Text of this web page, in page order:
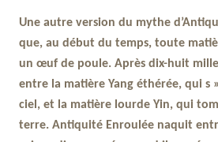
Une autre version du mythe
que, au début du temps, toute
un œuf de poule. Après dix-huit mille
entre la matière Yang éthérée, qui s
ciel, et la matière lourde Yin, qui
terre. Antiquité Enroulée naquit